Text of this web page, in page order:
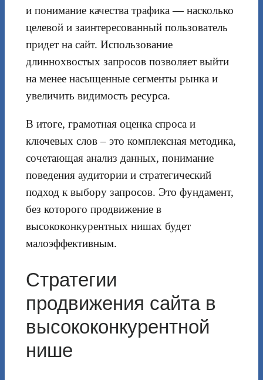
и понимание качества трафика — насколько
целевой и заинтересованный пользователь
придет на сайт. Использование
длиннохвостых запросов позволяет выйти
на менее насыщенные сегменты рынка и
увеличить видимость ресурса.
В итоге, грамотная оценка спроса и
ключевых слов – это комплексная методика,
сочетающая анализ данных, понимание
поведения аудитории и стратегический
подход к выбору запросов. Это фундамент,
без которого продвижение в
высококонкурентных нишах будет
малоэффективным.
Стратегии
продвижения сайта в
высококонкурентной
нише